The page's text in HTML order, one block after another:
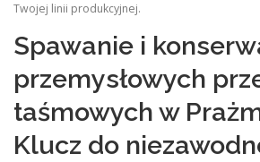
Twojej linii produkcyjnej.
Spawanie i
przemysłowych
taśmowych w
Klucz do